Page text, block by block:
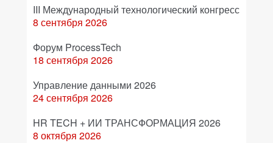
III Международный технологический конгресс
8 сентября 2026
Форум ProcessTech
18 сентября 2026
Управление данными 2026
24 сентября 2026
HR TECH + ИИ ТРАНСФОРМАЦИЯ 2026
8 октября 2026